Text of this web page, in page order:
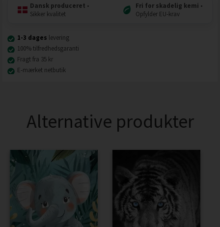
Dansk produceret •
Sikker kvalitet
Fri for skadelig kemi •
Opfylder EU-krav
1-3 dages levering
100% tilfredhedsgaranti
Fragt fra 35 kr
E-mærket netbutik
Alternative produkter